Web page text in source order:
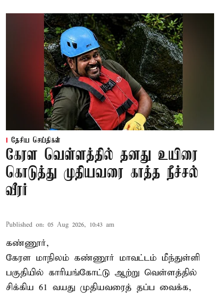
தேசிய செய்திகள்
கேரள வெள்ளத்தில் தனது உயிரை
கொடுத்து முதியவரை காத்த நீச்சல்
வீரர்
Published on: 05 Aug 2026, 10:43 am
கண்ணூர்,
கேரள மாநிலம் கண்ணூர் மாவட்டம் மீந்துள்ளி
பகுதியில் காரியங்கோட்டு ஆற்று வெள்ளத்தில்
சிக்கிய 61 வயது முதியவரைத் தப்ப வைக்க,